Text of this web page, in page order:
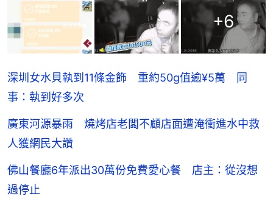
+6
深圳女水貝執到11條金飾 重約50g值逾¥5萬 同
事：執到好多次
廣東河源暴雨 燒烤店老闆不顧店面遭淹衝進水中救
人獲網民大讚
佛山餐廳6年派出30萬份免費愛心餐 店主：從沒想
過停止